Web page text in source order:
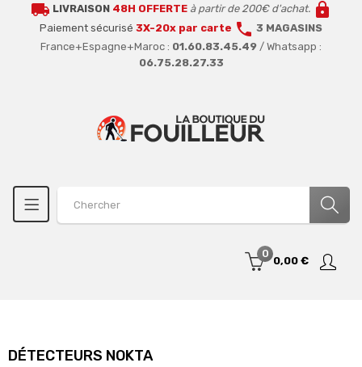
local_shipping LIVRAISON 48H OFFERTE à partir de 200€ d'achat. lock
Paiement sécurisé 3X-20x par carte call 3 MAGASINS
France+Espagne+Maroc : 01.60.83.45.49 / Whatsapp :
06.75.28.27.33
0
0,00 €
DÉTECTEURS NOKTA